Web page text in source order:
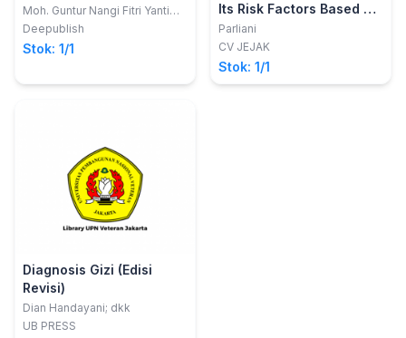
Moh. Guntur Nangi Fitri Yanti
Sari Arie Lestari
Deepublish
Stok: 1/1
Its Risk Factors Based on
Evidence Based
Research
Parliani
CV JEJAK
Stok: 1/1
Diagnosis Gizi (Edisi
Revisi)
Dian Handayani; dkk
UB PRESS